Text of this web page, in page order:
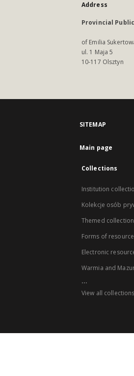
Address
Provincial
of Emilia
ul. 1 Maja 5
10-117 Olsztyn
SITEMAP
Main page
Collections
Institution
Kolekcje osób
Themed
Forms of
Electronic
Warmia and
...
View all collections